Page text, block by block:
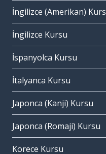
İngilizce (Amerikan)
İngilizce Kursu
İspanyolca Kursu
İtalyanca Kursu
Japonca (Kanji) Kursu
Japonca (Romaji) Kursu
Korece Kursu